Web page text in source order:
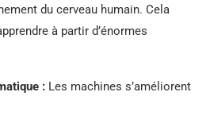
du cerveau humain. Cela
à partir d’énormes
: Les machines s’améliorent